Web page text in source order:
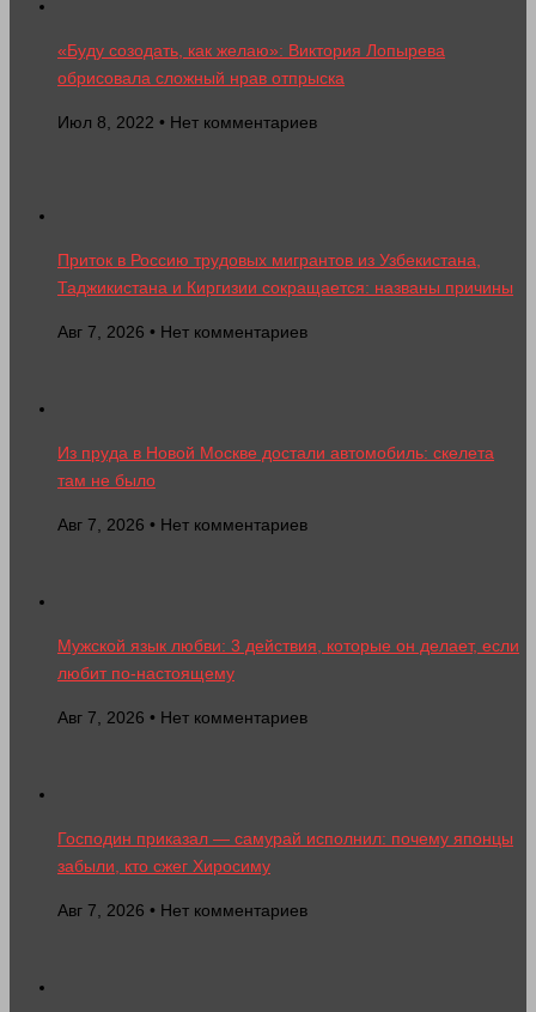
«Буду созодать, как желаю»: Виктория Лопырева
обрисовала сложный нрав отпрыска
Июл 8, 2022 • Нет комментариев
Приток в Россию трудовых мигрантов из Узбекистана,
Таджикистана и Киргизии сокращается: названы причины
Авг 7, 2026 • Нет комментариев
Из пруда в Новой Москве достали автомобиль: скелета
там не было
Авг 7, 2026 • Нет комментариев
Мужской язык любви: 3 действия, которые он делает, если
любит по-настоящему
Авг 7, 2026 • Нет комментариев
Господин приказал — самурай исполнил: почему японцы
забыли, кто сжег Хиросиму
Авг 7, 2026 • Нет комментариев